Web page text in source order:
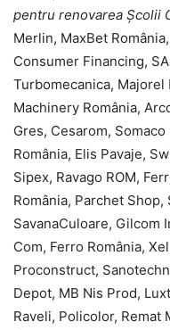
pentru renovarea Școlii
Merlin, MaxBet
Consumer Financing,
Turbomecanica, Majorel
Machinery România,
Gres, Cesarom,
România, Elis Pavaje,
Sipex, Ravago ROM,
România, Parchet
SavanaCuloare, Gilcom
Com, Ferro România,
Proconstruct,
Depot, MB Nis Prod,
Raveli, Policolor, Remat